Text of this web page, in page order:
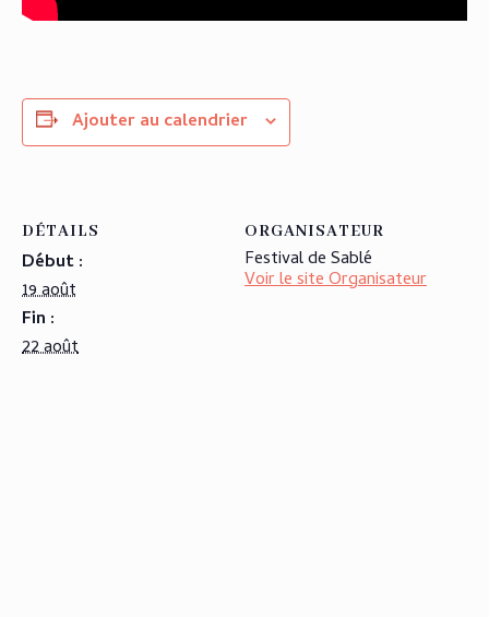
Ajouter au calendrier
DÉTAILS
Début :
19 août
Fin :
22 août
ORGANISATEUR
Festival de Sablé
Voir le site Organisateur